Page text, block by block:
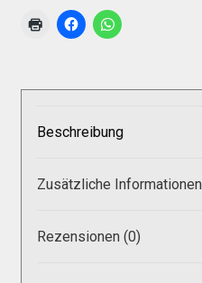
Preislisten
Galerie
Beschreibung
Zusätzliche Informationen
Rezensionen (0)